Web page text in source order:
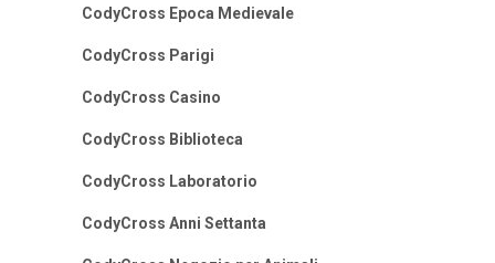
CodyCross Epoca Medievale
CodyCross Parigi
CodyCross Casino
CodyCross Biblioteca
CodyCross Laboratorio
CodyCross Anni Settanta